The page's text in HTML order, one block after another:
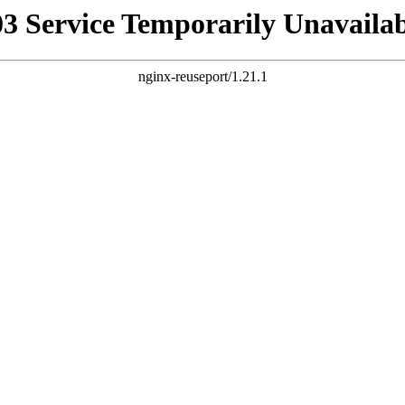
Service Temporarily
nginx-reuseport/1.21.1